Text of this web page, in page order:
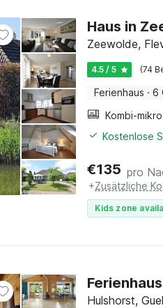
Haus in
Zeewolde,
4.5 / 5 (74
Ferienhaus · 6
Kostenlose
€135 pro
+Zusätzliche
Kids zone
Hulshorst,